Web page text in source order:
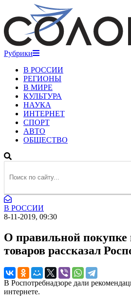
Рубрики
В РОССИИ
РЕГИОНЫ
В МИРЕ
КУЛЬТУРА
НАУКА
ИНТЕРНЕТ
СПОРТ
АВТО
ОБЩЕСТВО
В РОССИИ
8-11-2019, 09:30
О правильной покупке
товаров рассказал
В Роспотребнадзоре дали
интернете.